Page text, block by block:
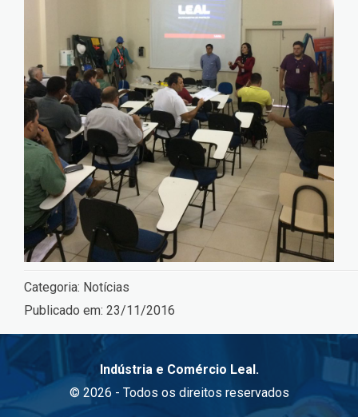
Categoria: Notícias
Publicado em: 23/11/2016
Indústria e Comércio Leal.
© 2026 - Todos os direitos reservados